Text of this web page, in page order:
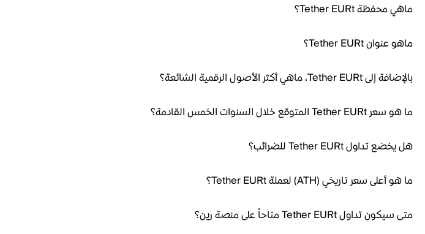
ماهي محفظة Tether EURt؟
ماهو عنوان Tether EURt؟
بالإضافة إلى Tether EURt، ماهي أكثر الأصول الرقمية الشائعة؟
ما هو سعر Tether EURt المتوقع خلال السنوات الخمس القادمة؟
هل يخضع تداول Tether EURt للضرائب؟
ما هو أعلى سعر تاريخي (ATH) لعملة Tether EURt؟
متى سيكون تداول Tether EURt متاحاً على منصة رين؟